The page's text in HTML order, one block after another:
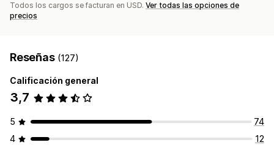
Todos los cargos se facturan en USD. Ver todas las opciones de
precios
Reseñas (127)
Calificación general
3,7
5
74
4
12